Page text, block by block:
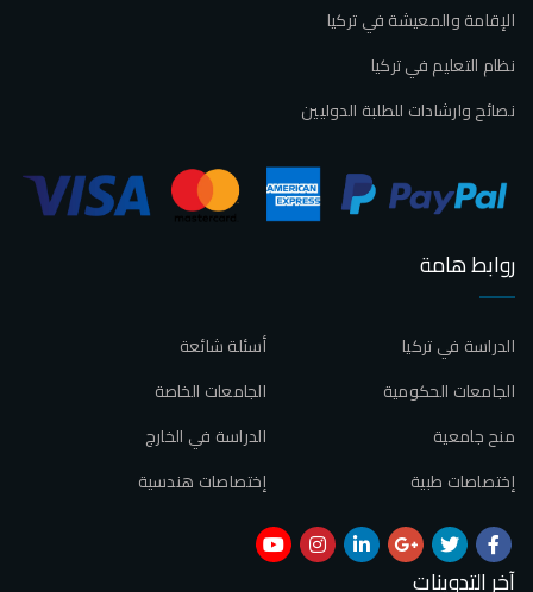
الإقامة والمعيشة في تركيا
نظام التعليم في تركيا
نصائح وارشادات للطلبة الدوليين
روابط هامة
أسئلة شائعة
الدراسة في تركيا
الجامعات الخاصة
الجامعات الحكومية
الدراسة في الخارج
منح جامعية
إختصاصات هندسية
إختصاصات طبية
آخر التدوينات